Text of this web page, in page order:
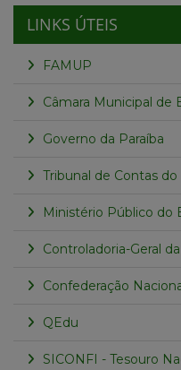
LINKS ÚTEIS
FAMUP
Câmara Municipal de
Governo da Paraíba
Tribunal de Contas
Ministério Público do
Controladoria-Geral
Confederação
QEdu
SICONFI - Tesouro